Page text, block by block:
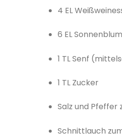
4 EL
6 EL
1 TL Senf
1 TL Zucker
Salz und Pfeffer
Schnittlauch